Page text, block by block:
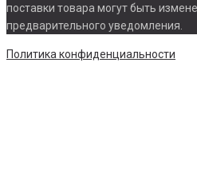
поставки товара могут быть
предварительного уведомления.
Политика конфиденциальности